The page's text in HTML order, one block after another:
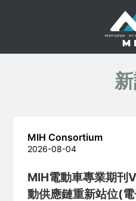
MIH Consortium
2026-08-04
MIH電動車專業期刊
動供應鏈重新站位(